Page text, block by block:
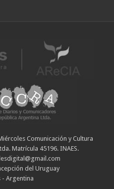
Comunicación y Cultura
Matrícula 45196. INAES.
del Uruguay
- Argentina